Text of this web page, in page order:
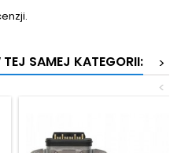
SAMEJ KATEGORII:
>
<